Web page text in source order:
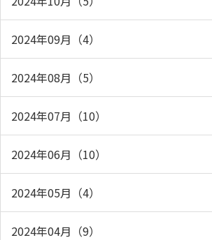
2024年09月（4）
2024年08月（5）
2024年07月（10）
2024年06月（10）
2024年05月（4）
2024年04月（9）